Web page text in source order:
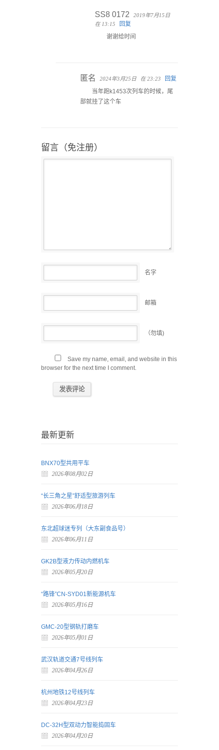
SS8 0172
2019年7月15日
在 13:15
回复
谢谢给时间
匿名 2024年3月25日 在 23:23
回复
当年跑k1453次列车的时候，尾
部就挂了这个车
留言（免注册）
名字
邮箱
（勿填)
Save my name, email, and website in this
browser for the next time I comment.
最新更新
BNX70型共用平车
2026年08月02日
“长三角之星”舒适型旅游列车
2026年06月18日
东北超球迷专列（大东副食品号）
2026年06月11日
GK2B型液力传动内燃机车
2026年05月20日
“路锋”CN-SYD01新能源机车
2026年05月16日
GMC-20型钢轨打磨车
2026年05月01日
武汉轨道交通7号线列车
2026年04月26日
杭州地铁12号线列车
2026年04月23日
DC-32H型双动力智能捣固车
2026年04月20日